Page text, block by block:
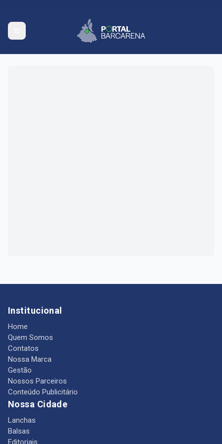
Institucional
Home
Quem Somos
Contatos
Nossa Marca
Gestão
Nossos Parceiros
Conteúdo Publicitário
Nossa Cidade
Lanchas
Balsas
Editoriais